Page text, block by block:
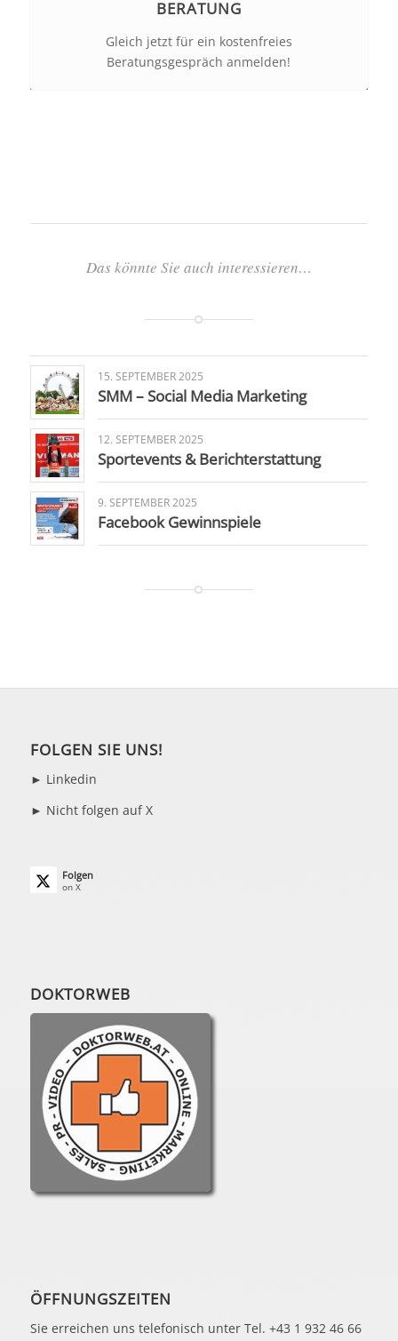
BERATUNG
Gleich jetzt für ein kostenfreies
Beratungsgespräch anmelden!
Das könnte Sie auch interessieren…
15. SEPTEMBER 2025
SMM – Social Media Marketing
12. SEPTEMBER 2025
Sportevents & Berichterstattung
9. SEPTEMBER 2025
Facebook Gewinnspiele
FOLGEN SIE UNS!
► Linkedin
► Nicht folgen auf X
Folgen
on X
DOKTORWEB
ÖFFNUNGSZEITEN
Sie erreichen uns telefonisch unter Tel. +43 1 932 46 66